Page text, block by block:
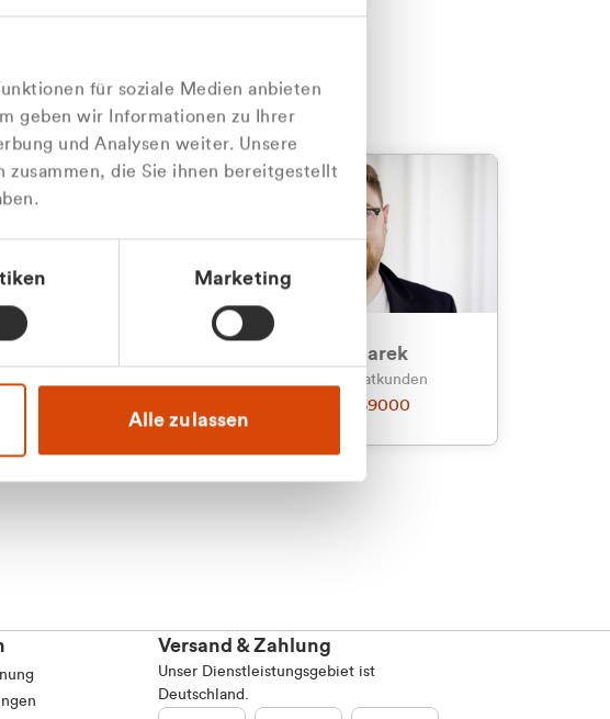
für soziale Medien anbieten
geben wir Informationen zu Ihrer
und Analysen weiter. Unsere
die Sie ihnen bereitgestellt
Marketing
Alle zulassen
persönlich
Julian Marek
Vertrieb - Privatkunden
0216 237 69000
Versand & Zahlung
Unser Dienstleistungsgebiet ist
Deutschland.